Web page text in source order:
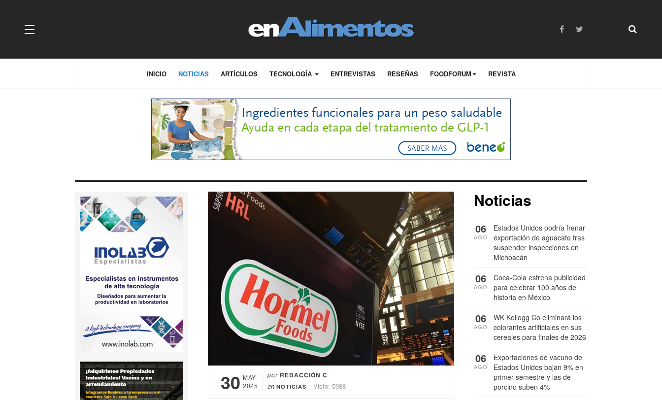
OFF CANVAS
INICIO NOTICIAS ARTÍCULOS TECNOLOGÍA ENTREVISTAS RESEÑAS FOODFORUM REVISTA
30 MAY
2025
por REDACCIÓN C
en NOTICIAS Visto: 5988
Noticias
Estados Unidos podría frenar
exportación de aguacate tras
suspender inspecciones en
Michoacán
06
AGO
Coca-Cola estrena publicidad
para celebrar 100 años de
historia en México
06
AGO
WK Kellogg Co eliminará los
colorantes artificiales en sus
cereales para finales de 2026
06
AGO
Exportaciones de vacuno de
Estados Unidos bajan 9% en
primer semestre y las de
porcino suben 4%
06
AGO